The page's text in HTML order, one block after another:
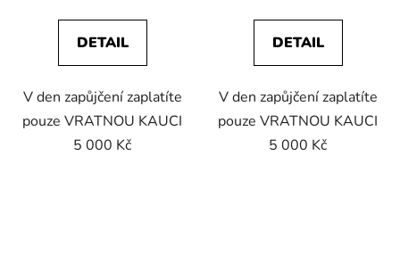
DETAIL
V den zapůjčení zaplatíte
pouze VRATNOU KAUCI
5 000 Kč
DETAIL
V den zapůjčení zaplatíte
pouze VRATNOU KAUCI
5 000 Kč